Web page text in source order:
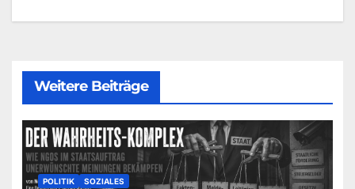
Weitere Beiträge
POLITIK SOZIALES